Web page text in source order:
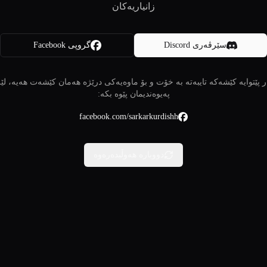
زانیاریەکان
سێرڤەری Discord گروپی Facebook
پێتوایە کێشەکە تایبەتە بە خۆت و بۆ ماوەیەکی درێژە هەمان کێشەت هەیە،
پەیوەندیمان پێوە بکە:
facebook.com/sarkarkurdishh